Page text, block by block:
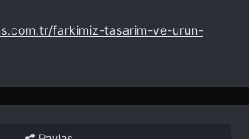
farkimiz-tasarim-ve-urun-